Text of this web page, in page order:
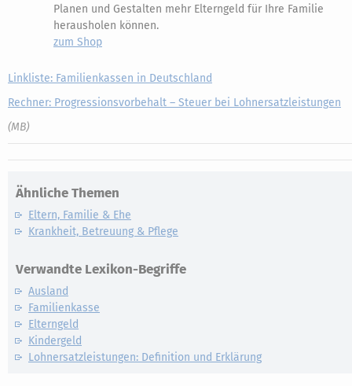
Planen und Gestalten mehr Elterngeld für Ihre Familie
herausholen können.
zum Shop
Linkliste: Familienkassen in Deutschland
Rechner: Progressionsvorbehalt – Steuer bei Lohnersatzleistungen
(MB)
Ähnliche Themen
Eltern, Familie & Ehe
Krankheit, Betreuung & Pflege
Verwandte Lexikon-Begriffe
Ausland
Familienkasse
Elterngeld
Kindergeld
Lohnersatzleistungen: Definition und Erklärung